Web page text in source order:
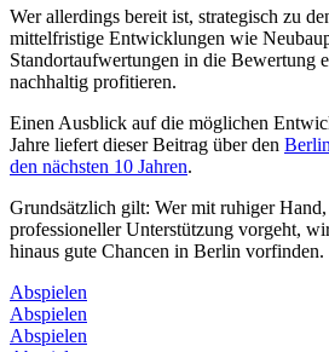
Wer allerdings bereit ist, strategisch zu
mittelfristige Entwicklungen wie
Standortaufwertungen in die Bewertung
nachhaltig profitieren.
Einen Ausblick auf die möglichen
Jahre liefert dieser Beitrag über den
den nächsten 10 Jahren.
Grundsätzlich gilt: Wer mit ruhiger
professioneller Unterstützung vorgeht,
hinaus gute Chancen in Berlin vorfinden.
Abspielen
Abspielen
Abspielen